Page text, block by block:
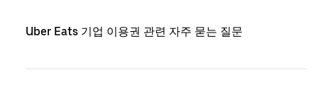
Uber Eats 기업 이용권 관련 자주 묻는 질문